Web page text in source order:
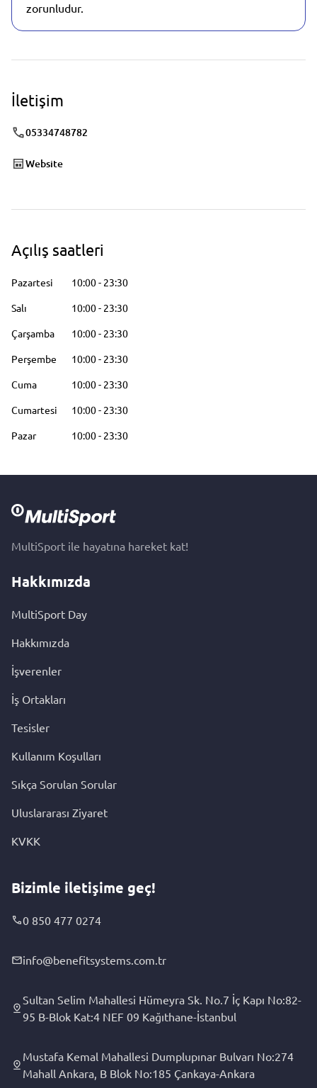
zorunludur.
İletişim
05334748782
Website
Açılış saatleri
Pazartesi 10:00- 23:30
Salı
10:00- 23:30
Çarşamba
10:00- 23:30
Perşembe
10:00- 23:30
Cuma
10:00- 23:30
Cumartesi
10:00- 23:30
Pazar
10:00- 23:30
MultiSport ile hayatına hareket kat!
Hakkımızda
MultiSport Day
Hakkımızda
İşverenler
İş Ortakları
Tesisler
Kullanım Koşulları
Sıkça Sorulan Sorular
Uluslararası Ziyaret
KVKK
Bizimle iletişime geç!
0 850 477 0274
info@benefitsystems.com.tr
Sultan Selim Mahallesi Hümeyra Sk. No.7 İç Kapı No:82-
95 B-Blok Kat:4 NEF 09 Kağıthane-İstanbul
Mustafa Kemal Mahallesi Dumplupınar Bulvarı No:274
Mahall Ankara, B Blok No:185 Çankaya-Ankara